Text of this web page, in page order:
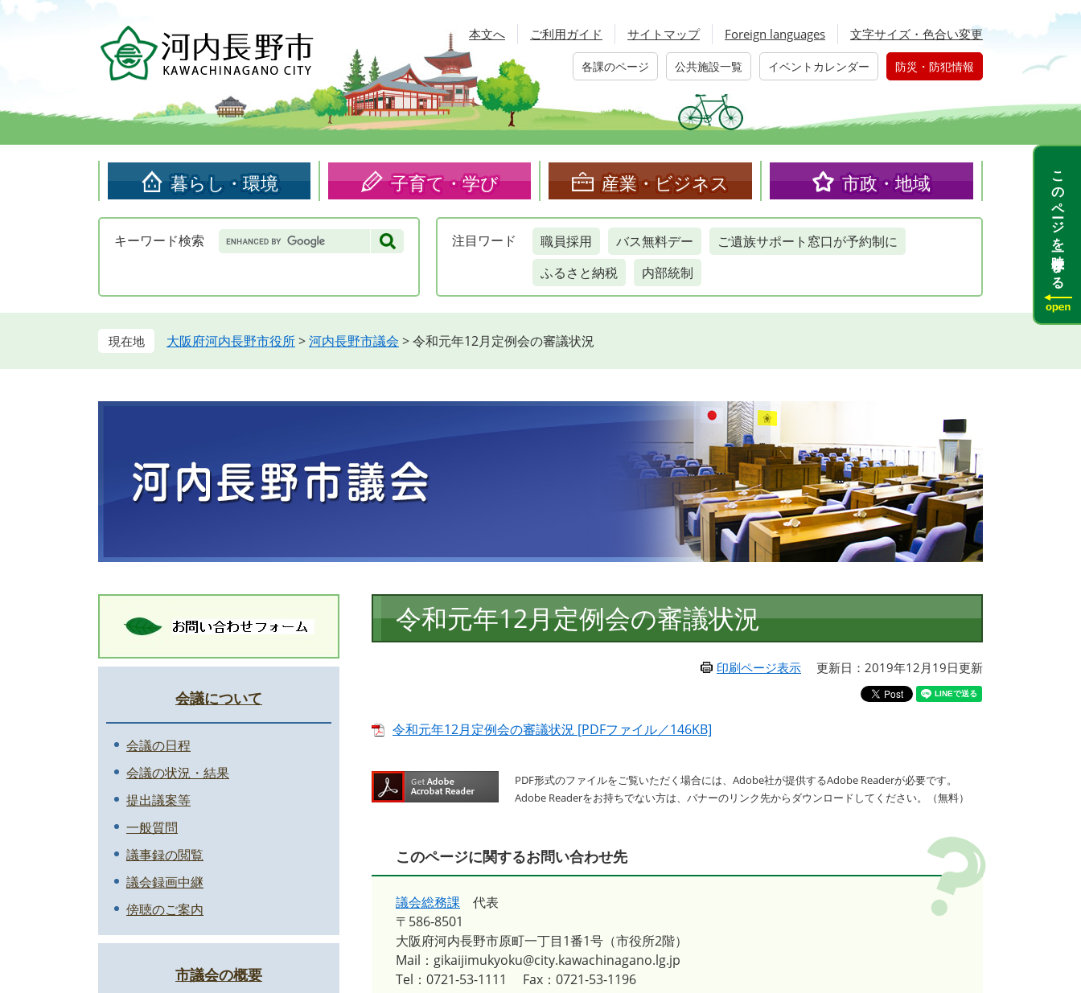
頭
す。
飛
し
本文へ ご利用ガイド サイトマップ Foreign languages 文字サイズ・色合い変更
各課のページ 公共施設一覧 イベントカレンダー 防災・防犯情報
暮らし・環境 子育て・学び 産業・ビジネス 市政・地域
キーワード検索 Google
カ
検
注目 ワード 職員採用 バス無料デー
ご遺族サポート窓口が予約制に
ふるさと納税
内部統制
大阪府河内長野市役所>河内長野市議会 >令和元年12月定例会の審議状況
文
令和元年12月定例会の審議状況
印刷ページ表示 更新日：2019年12月19日更新
令和元年12月定例会の審議状況 [PDFファイル／146KB]
PDF形式のファイルをご覧いただく場合には、Adobe社が提供するAdobe Readerが必要です。
Adobe Readerをお持ちでない方は、バナーのリンク先からダウンロードしてください。（無料）
このページに関するお問い合わせ先
議会総務課
代表
〒586-8501
大阪府河内長野市原町一丁目1番1号（市役所2階）
Mail：gikaijimukyoku@city.kawachinagano.lg.jp
Tel：0721-53-1111
Fax：0721-53-1196
会議について
会議の日程
会議の状況・結果
提出議案等
一般質問
議事録の閲覧
議会録画中継
傍聴のご案内
市議会の概要
このページを一時保存する